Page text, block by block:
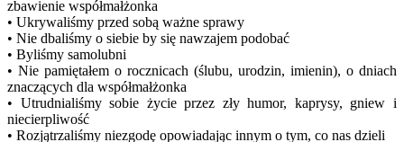
zbawienie współmałżonka
• Ukrywaliśmy przed sobą ważne sprawy
• Nie dbaliśmy o siebie by się nawzajem podobać
• Byliśmy samolubni
• Nie pamiętałem o rocznicach (ślubu, urodzin, imienin), o dniach
znaczących dla współmałżonka
• Utrudnialiśmy sobie życie przez zły humor, kaprysy, gniew i
niecierpliwość
• Rozjątrzaliśmy niezgodę opowiadając innym o tym, co nas dzieli